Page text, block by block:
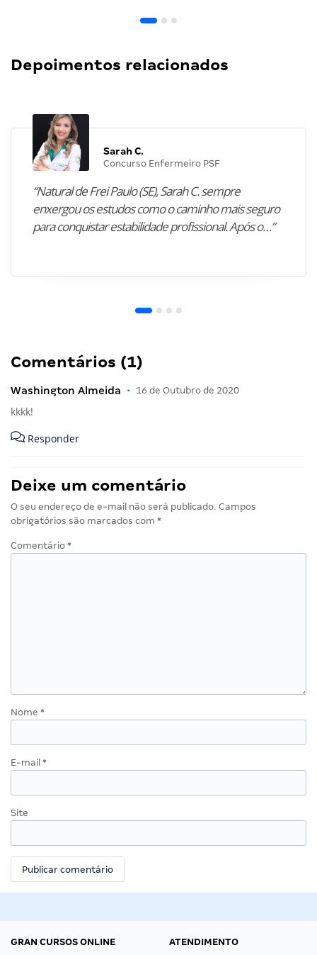
Depoimentos relacionados
Sarah C.
Concurso Enfermeiro PSF
“Natural de Frei Paulo (SE), Sarah C. sempre
enxergou os estudos como o caminho mais seguro
para conquistar estabilidade profissional. Após o…”
Comentários (1)
Washington Almeida • 16 de Outubro de 2020
kkkk!
Responder
Deixe um comentário
O seu endereço de e-mail não será publicado. Campos
obrigatórios são marcados com *
Comentário *
Nome *
E-mail *
Site
GRAN CURSOS ONLINE
ATENDIMENTO